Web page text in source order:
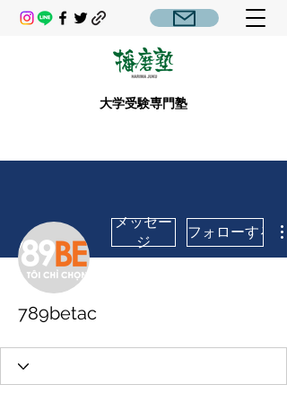
大学受験専門塾
メッセー
ジ
フォローする
789betac